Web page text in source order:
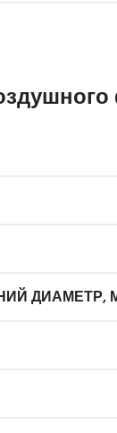
ДИАМЕТР,